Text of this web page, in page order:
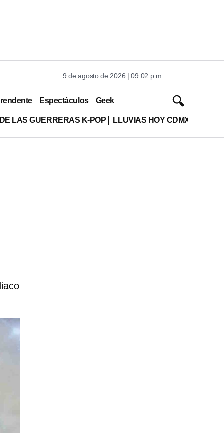
9 de agosto de 2026 | 09:02 p.m.
Espectáculos Geek
LAS GUERRERAS K-POP LLUVIAS HOY CDMX